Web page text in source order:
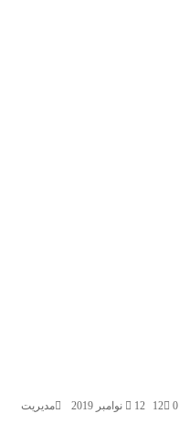
مدیریت 12 نوامبر 2019 0
12